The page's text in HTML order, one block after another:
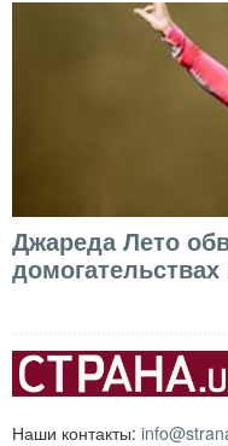
Джареда Лето
Наши контакты: